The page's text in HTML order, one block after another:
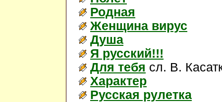
Родная
Женщина вирус
Душа
Я русский!!!
Для тебя сл. В.
Характер
Русская рулетка